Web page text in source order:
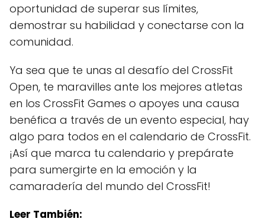
oportunidad de superar sus límites,
demostrar su habilidad y conectarse con la
comunidad.
Ya sea que te unas al desafío del CrossFit
Open, te maravilles ante los mejores atletas
en los CrossFit Games o apoyes una causa
benéfica a través de un evento especial, hay
algo para todos en el calendario de CrossFit.
¡Así que marca tu calendario y prepárate
para sumergirte en la emoción y la
camaradería del mundo del CrossFit!
Leer También: